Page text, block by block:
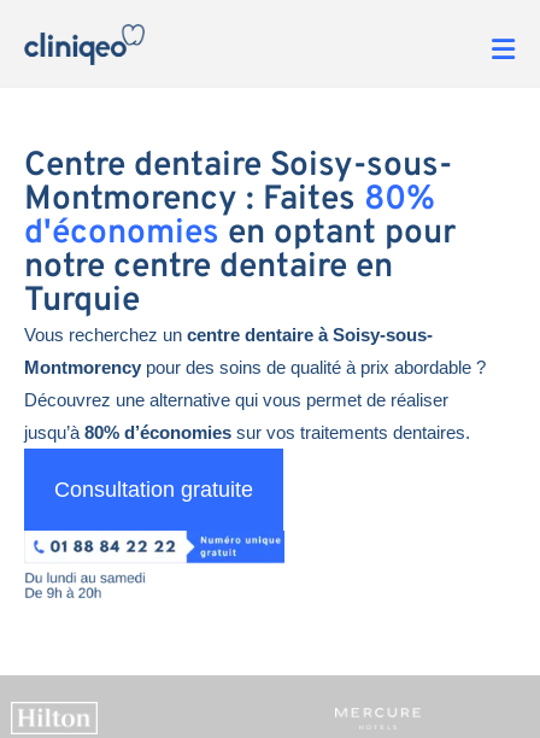
Centre dentaire Soisy-sous-
Montmorency : Faites 80%
d'économies en optant pour
notre centre dentaire en
Turquie
Vous recherchez un centre dentaire à Soisy-sous-
Montmorency pour des soins de qualité à prix abordable ?
Découvrez une alternative qui vous permet de réaliser
jusqu’à 80% d’économies sur vos traitements dentaires.
Consultation gratuite